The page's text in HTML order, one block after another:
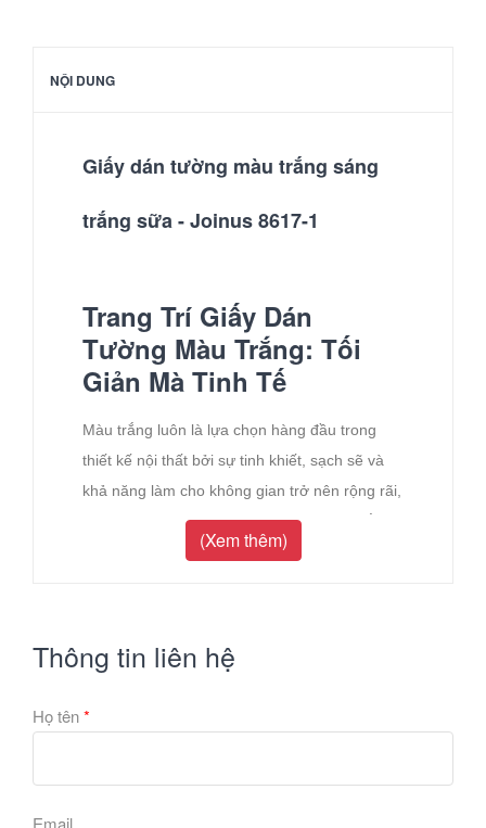
NỘI DUNG
Giấy dán tường màu trắng sáng
trắng sữa - Joinus 8617-1
Trang Trí Giấy Dán
Tường Màu Trắng: Tối
Giản Mà Tinh Tế
Màu trắng luôn là lựa chọn hàng đầu trong
thiết kế nội thất bởi sự tinh khiết, sạch sẽ và
khả năng làm cho không gian trở nên rộng rãi,
thoáng đãng hơn. Giấy dán tường màu trắng
không chỉ là một phông nền đơn giản mà còn
1. Tại Sao Giấy Dán Tường Màu
Làm rộng không gian:Màu trắng có khả
phòng trông sáng sủa và rộng hơn so với diện
(Xem thêm)
Thông tin liên hệ
Họ tên*
Email